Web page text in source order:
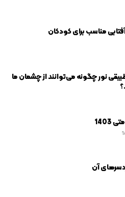
مناسب برای کودکان
نور چگونه می‌توانند از چشمان ما
آن